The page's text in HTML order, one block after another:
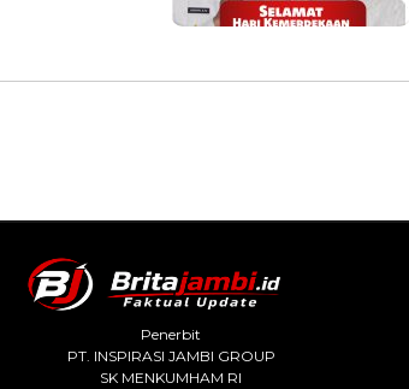
Penerbit
PT. INSPIRASI JAMBI GROUP
SK MENKUMHAM RI